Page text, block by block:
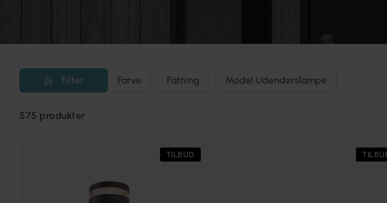
Filter Farve Fatning Model Udendørslampe
575 produkter
TILBUD